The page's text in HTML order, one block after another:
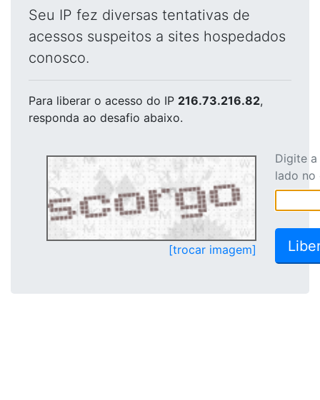
Seu IP fez diversas tentativas de
acessos suspeitos a sites hospedados
conosco.
Para liberar o acesso do IP 216.73.216.82,
responda ao desafio abaixo.
[trocar imagem]
Digite
lado no